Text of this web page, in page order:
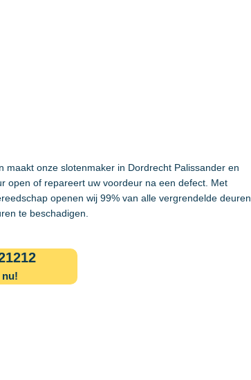
maakt onze slotenmaker in Dordrecht Palissander en
open of repareert uw voordeur na een defect. Met
openen wij 99% van alle vergrendelde deuren
te beschadigen.
nu!